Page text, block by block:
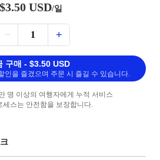
$3.50 USD/일
− 1 +
구매 - $3.50 USD
인을 즐겼으며 주문 시 즐길 수 있습니다.
명 이상의 여행자에게 누적 서비스
세스는 안전함을 보장합니다.